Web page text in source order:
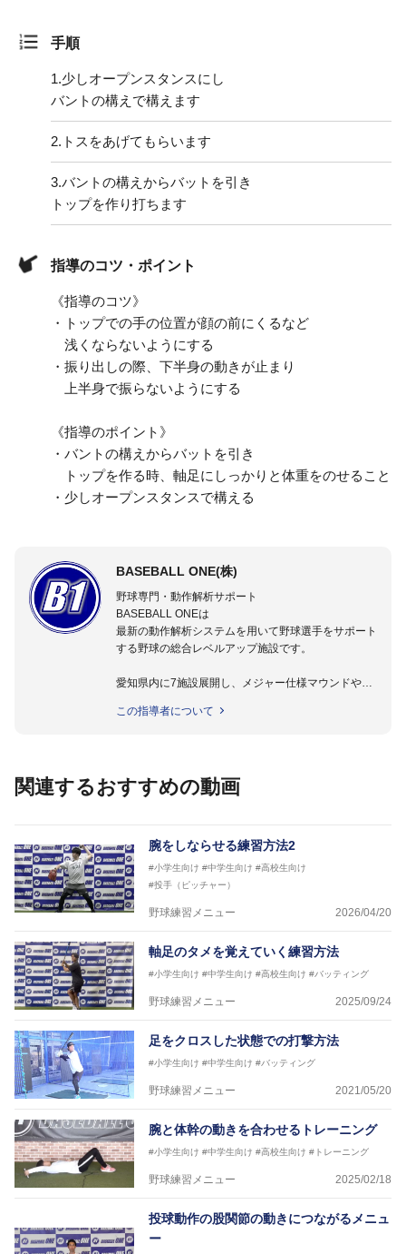
手順
1.少しオープンスタンスにし
バントの構えで構えます
2. トスをあげてもらいます
3.バントの構えからバットを引き
トップを作り打ちます
指導のコツ・ポイント
《指導のコツ》
・トップでの手の位置が顔の前にくるなど
浅くならないようにする
・振り出しの際、下半身の動きが止まり
上半身で振らないようにする
《指導のポイント》
・バントの構えからバットを引き
トップを作る時、軸足にしっかりと体重をのせること
・少しオープンスタンスで構える
BASEBALL ONE(株)
野球専門・動作解析サポート
BASEBALL ONEは
最新の動作解析システムを用いて野球選手をサポート
する野球の総合レベルアップ施設です。
愛知県内に7施設展開し、メジャー仕様マウンドやト
動作解析システムを用いて、小学生からプロ野球選手
この指導者について
関連するおすすめの動画
腕をしならせる練習方法2
#小学生向け #中学生向け #高校生向け
#投手（ピッチャー）
野球練習メニュー 2026/04/20
軸足のタメを覚えていく練習方法
#小学生向け #中学生向け #高校生向け #バッティング
野球練習メニュー 2025/09/24
足をクロスした状態での打撃方法
#小学生向け #中学生向け #バッティング
野球練習メニュー 2021/05/20
腕と体幹の動きを合わせるトレーニング
#小学生向け #中学生向け #高校生向け #トレーニング
野球練習メニュー 2025/02/18
投球動作の股関節の動きにつながるメニュ
ー